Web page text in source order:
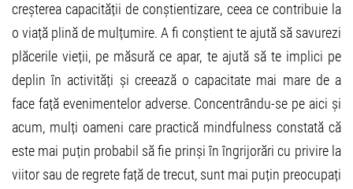
creșterea capacității de conștientizare, ceea ce contribuie la
o viață plină de mulțumire. A fi conștient te ajută să savurezi
plăcerile vieții, pe măsură ce apar, te ajută să te implici pe
deplin în activități și creează o capacitate mai mare de a
face față evenimentelor adverse. Concentrându-se pe aici și
acum, mulți oameni care practică mindfulness constată că
este mai puțin probabil să fie prinși în îngrijorări cu privire la
viitor sau de regrete față de trecut, sunt mai puțin preocupați